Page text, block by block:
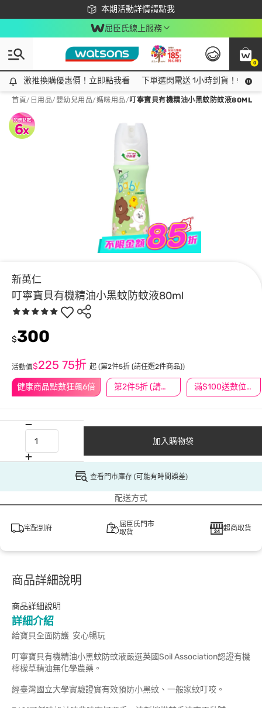
本期活動詳情請點我
下載app最高回饋$350
屈臣氏線上服務
0
激推換購優惠價！立即點我看
激推換購優惠價！立即點我看 下單選閃電送 1小時到貨！領神
首頁/ 日用品/嬰幼兒用品/媽咪用品/叮寧寶貝有機精油小黑蚊防蚊液80ML
新萬仁
叮寧寶貝有機精油小黑蚊防蚊液80ml
健康商品點數狂飆6倍 第2件5折 (請任選2件商品) 滿$100送數位印花
$300
活動價$225 75折 起 (第2件5折 (請任選2件商品))
加入購物袋
查看門市庫存 (可能有時間誤差)
配送方式
宅配到府
屈臣氏門市
取貨
超商取貨
商品詳細說明
商品詳細說明
詳細介紹
給寶貝全面防護 安心暢玩
叮寧寶貝有機精油小黑蚊防蚊液嚴選英國Soil Association認證有機
檸檬草精油無化學農藥。
經臺灣國立大學實驗證實有效預防小黑蚊、一般家蚊叮咬。